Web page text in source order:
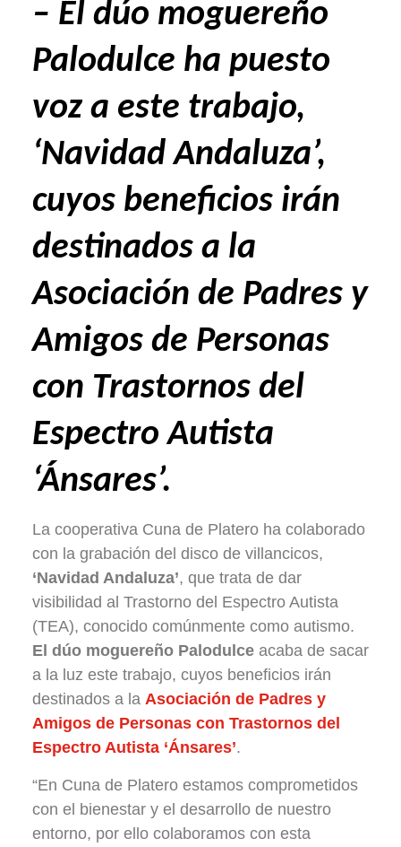
– El dúo moguereño
Palodulce ha puesto
voz a este trabajo,
‘Navidad Andaluza’,
cuyos beneficios irán
destinados a la
Asociación de Padres y
Amigos de Personas
con Trastornos del
Espectro Autista
‘Ánsares’.
La cooperativa Cuna de Platero ha colaborado
con la grabación del disco de villancicos,
‘Navidad Andaluza’, que trata de dar
visibilidad al Trastorno del Espectro Autista
(TEA), conocido comúnmente como autismo.
El dúo moguereño Palodulceacaba de sacar
a la luz este trabajo, cuyos beneficios irán
destinados a la Asociación de Padres y
Amigos de Personas con Trastornos del
Espectro Autista ‘Ánsares’.
“En Cuna de Platero estamos comprometidos
con el bienestar y el desarrollo de nuestro
entorno, por ello colaboramos con esta